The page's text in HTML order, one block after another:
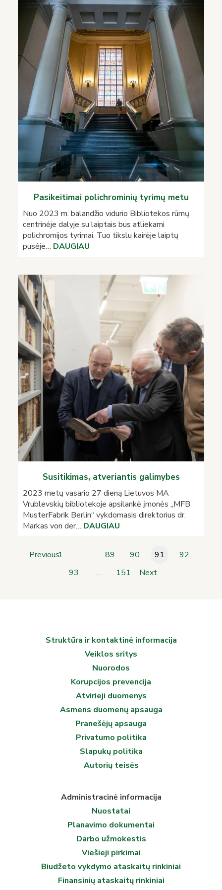
Pasikeitimai polichrominių tyrimų metu
Nuo 2023 m. balandžio vidurio Bibliotekos rūmų
centrinėje dalyje su laiptais bus atliekami
polichromijos tyrimai. Tuo tikslu kairėje laiptų
pusėje… DAUGIAU
Susitikimas, atveriantis galimybes
2023 metų vasario 27 dieną Lietuvos MA
Vrublevskių bibliotekoje apsilankė įmonės „MFB
MusterFabrik Berlin“ vykdomasis direktorius dr.
Markas von der… DAUGIAU
Navigation
Previous1 … 89 90 91
92
93
… 151 Next
Struktūra ir kontaktinė informacija
Veiklos sritys
Nuorodos
Korupcijos prevencija
Atvirieji duomenys
Asmens duomenų apsauga
Pranešėjų apsauga
Privatumo politika
Slapukų politika
Autorių teisės
Administracinė informacija
Nuostatai
Planavimo dokumentai
Darbo užmokestis
Viešieji pirkimai
Biudžeto vykdymo ataskaitų rinkiniai
Finansinių ataskaitų rinkiniai